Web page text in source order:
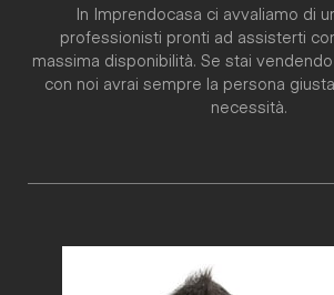
Team
Dicono di Noi
Lavora con noi
In Imprendocasa ci avvaliamo di
professionisti pronti ad assisterti
massima disponibilità. Se stai
con noi avrai sempre la persona
necessità.